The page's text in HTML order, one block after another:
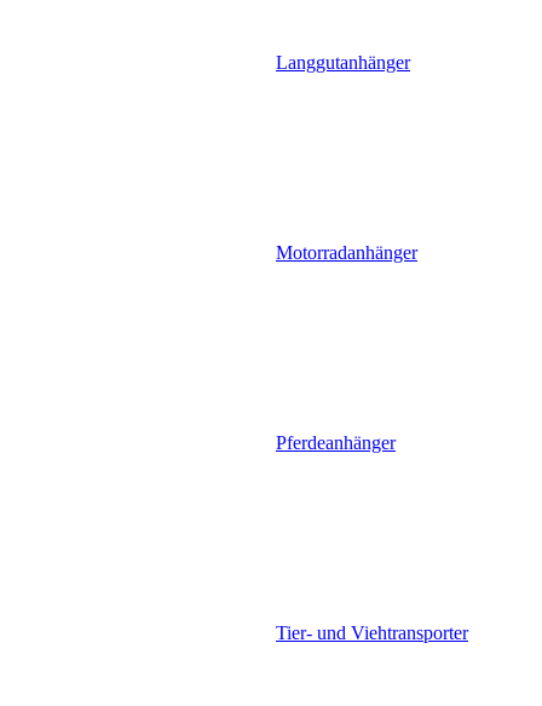
Langgutanhänger
Motorradanhänger
Pferdeanhänger
Tier- und Viehtransporter